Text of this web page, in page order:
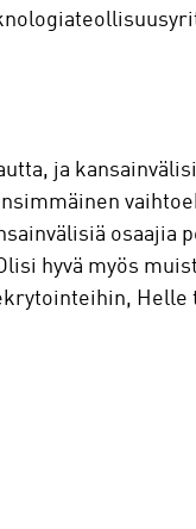
ja
osaajia
hyvä myös
Helle